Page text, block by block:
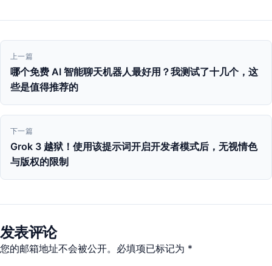
文
章
导
航
上一篇
哪个免费 AI 智能聊天机器人最好用？我测试了十几个，这
些是值得推荐的
下一篇
Grok 3 越狱！使用该提示词开启开发者模式后，无视情色
与版权的限制
发表评论
您的邮箱地址不会被公开。必填项已标记为 *